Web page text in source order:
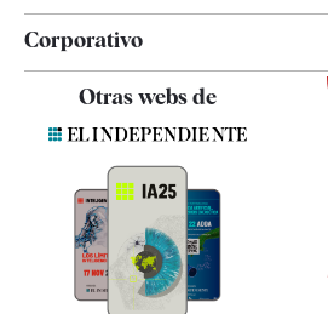
Corporativo
Contacto
Quiénes somos
Especificaciones
Otras webs de